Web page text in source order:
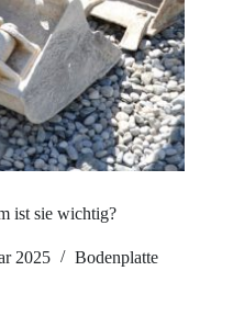
ist sie wichtig?
2025 Bodenplatte